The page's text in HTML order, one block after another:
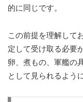
的に同じです。
この前提を理解して
定して受け取る必要
卵、煮もの、軍艦の
として見られるよう